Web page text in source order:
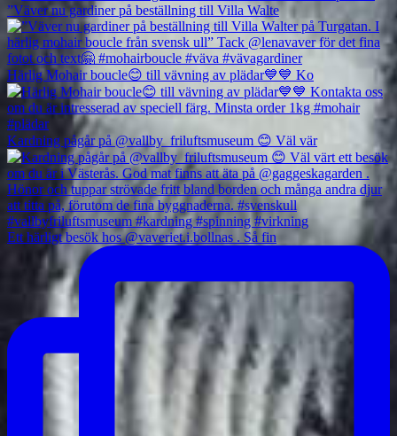
”Väver nu gardiner på beställning till Villa Walte
Härlig Mohair boucle😊 till vävning av plädar💙💙 Ko
Kardning pågår på @vallby_friluftsmuseum 😊 Väl vär
Ett härligt besök hos @vaveriet.i.bollnas . Så fin